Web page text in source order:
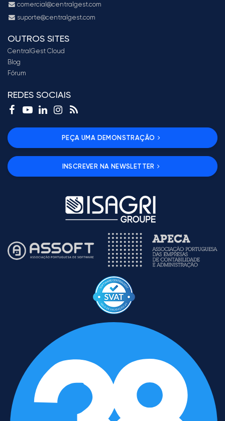
comercial@centralgest.com
suporte@centralgest.com
OUTROS SITES
CentralGest Cloud
Blog
Fórum
REDES SOCIAIS
PEÇA UMA DEMONSTRAÇÃO
INSCREVER NA NEWSLETTER